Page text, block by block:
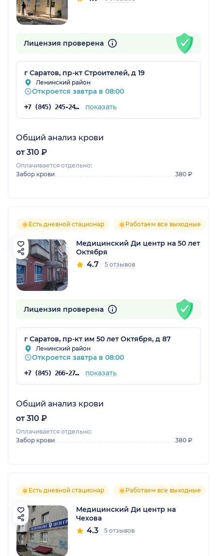
Лицензия проверена
г Саратов, пр-кт Строителей, д 19
Ленинский район
Откроется завтра в 08:00
+7 (845) 245-24-27 показать
Общий анализ крови
от 310 ₽
Оплачивается отдельно:
Забор крови
380 ₽
Есть дневной стационар Работаем все выходные
Медицинский Ди центр на 50 лет
Октября
4.7 5 отзывов
Лицензия проверена
г Саратов, пр-кт им 50 лет Октября, д 87
Ленинский район
Откроется завтра в 08:00
+7 (845) 266-27-65 показать
Общий анализ крови
от 310 ₽
Оплачивается отдельно:
Забор крови
380 ₽
Есть дневной стационар Работаем все выходные
Медицинский Ди центр на
Чехова
4.3 5 отзывов